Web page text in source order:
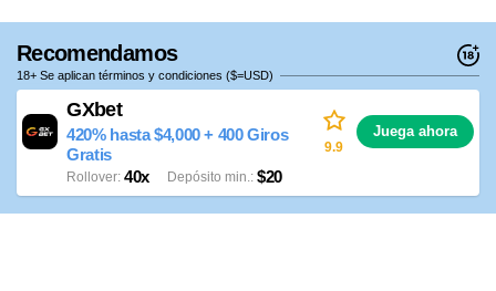
Recomendamos
18+ Se aplican términos y condiciones ($=USD)
GXbet
420% hasta $4,000 + 400 Giros
Gratis
40x
Rollover $20
Depósito min.
9.9
Juega ahora